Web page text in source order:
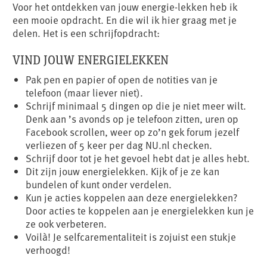
Voor het ontdekken van jouw energie-lekken heb ik
een mooie opdracht. En die wil ik hier graag met je
delen. Het is een schrijfopdracht:
VIND JOUW ENERGIELEKKEN
Pak pen en papier of open de notities van je
telefoon (maar liever niet).
Schrijf minimaal 5 dingen op die je niet meer wilt.
Denk aan ’s avonds op je telefoon zitten, uren op
Facebook scrollen, weer op zo’n gek forum jezelf
verliezen of 5 keer per dag NU.nl checken.
Schrijf door tot je het gevoel hebt dat je alles hebt.
Dit zijn jouw energielekken. Kijk of je ze kan
bundelen of kunt onder verdelen.
Kun je acties koppelen aan deze energielekken?
Door acties te koppelen aan je energielekken kun je
ze ook verbeteren.
Voilà! Je selfcarementaliteit is zojuist een stukje
verhoogd!